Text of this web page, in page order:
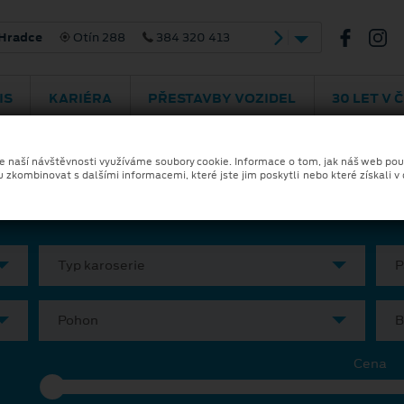
Otín 288 384 320 413
KARIÉRA PŘESTAVBY VOZIDEL 30 LET V
Typ karoserie
Pohon
Cena
návštěvnosti využíváme soubory cookie. Informace o tom, jak náš web
s dalšími informacemi, které jste jim poskytli nebo které získali v